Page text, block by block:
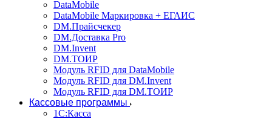
DataMobile
DataMobile Маркировка + ЕГАИС
DM.Прайсчекер
DM.Доставка Pro
DM.Invent
DM.ТОИР
Модуль RFID для DataMobile
Модуль RFID для DM.Invent
Модуль RFID для DM.ТОИР
Кассовые программы
1С:Касса